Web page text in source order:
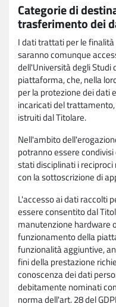
Categorie di
trasferimento dei
I dati trattati per le
saranno comunque
dell'Università degli Studi
piattaforma, che, nella
per la protezione dei
incaricati del
istruiti dal Titolare.
Nell'ambito
potranno essere
stati disciplinati i
con la sottoscrizione di
L'accesso ai dati raccolti
essere consentito dal
manutenzione hardware
funzionamento della
funzionalità aggiuntive,
fini della prestazione
conoscenza dei dati
debitamente nominati
norma dell'art. 28 del